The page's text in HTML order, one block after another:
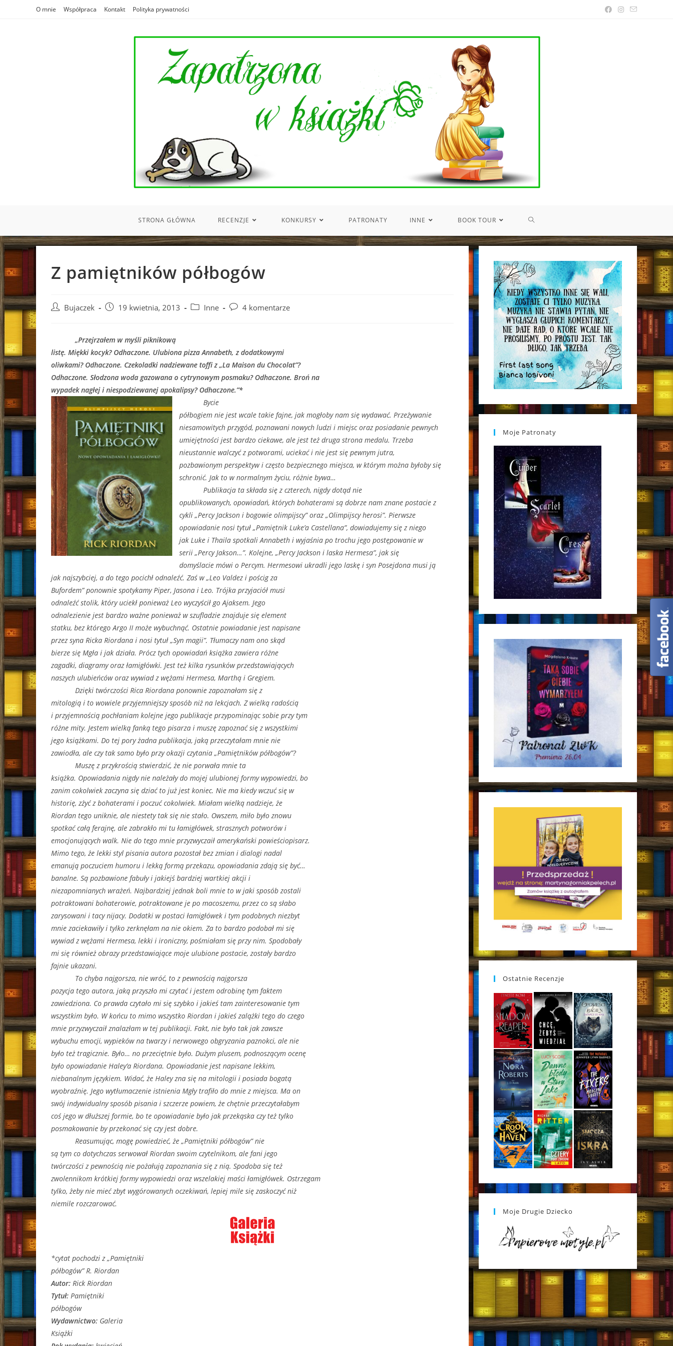
O mnie Współpraca Kontakt Polityka prywatności
STRONA GŁÓWNA RECENZJE KONKURSY PATRONATY INNE BOOK TOUR TOGGLE
SEARCH
Z pamiętników półbogów
Post Bujaczek
Post 19 kwietnia, 2013
Post Inne
Post4 komentarze
„Przejrzałem w myśli piknikową
listę. Miękki kocyk? Odhaczone. Ulubiona pizza Annabeth, z dodatkowymi
oliwkami? Odhaczone. Czekoladki nadziewane toffi z „La Maison du Chocolat”?
Odhaczone. Słodzona woda gazowana o cytrynowym posmaku? Odhaczone. Broń na
wypadek nagłej i niespodziewanej apokalipsy? Odhaczone.”*
Bycie
półbogiem nie jest wcale takie fajne, jak mogłoby nam się wydawać. Przeżywanie
niesamowitych przygód, poznawani nowych ludzi i miejsc oraz posiadanie pewnych
umiejętności jest bardzo ciekawe, ale jest też druga strona medalu. Trzeba
nieustannie walczyć z potworami, uciekać i nie jest się pewnym jutra,
pozbawionym perspektyw i często bezpiecznego miejsca, w którym można byłoby się
schronić. Jak to w normalnym życiu, różnie bywa…
Publikacja ta składa się z czterech, nigdy dotąd nie
opublikowanych, opowiadań, których bohaterami są dobrze nam znane postacie z
cykli „Percy Jackson i bogowie olimpijscy” oraz „Olimpijscy herosi”. Pierwsze
opowiadanie nosi tytuł „Pamiętnik Luke’a Castellana”, dowiadujemy się z niego
jak Luke i Thaila spotkali Annabeth i wyjaśnia po trochu jego postępowanie w
serii „Percy Jakson…”. Kolejne, „Percy Jackson i laska Hermesa”, jak się
domyślacie mówi o Percym. Hermesowi ukradli jego laskę i syn Posejdona musi ją
jak najszybciej, a do tego pocichł odnaleźć. Zaś w „Leo Valdez i pościg za
Bufordem” ponownie spotykamy Piper, Jasona i Leo. Trójka przyjaciół musi
odnaleźć stolik, który uciekł ponieważ Leo wyczyścił go Ajaksem. Jego
odnalezienie jest bardzo ważne ponieważ w szufladzie znajduje się element
statku, bez którego Argo II może wybuchnąć. Ostatnie powiadanie jest napisane
przez syna Ricka Riordana i nosi tytuł „Syn magii”. Tłumaczy nam ono skąd
bierze się Mgła i jak działa. Prócz tych opowiadań książka zawiera różne
zagadki, diagramy oraz łamigłówki. Jest też kilka rysunków przedstawiających
naszych ulubieńców oraz wywiad z wężami Hermesa, Marthą i Gregiem.
Dzięki twórczości Rica Riordana ponownie zapoznałam się z
mitologią i to wowiele przyjemniejszy sposób niż na lekcjach. Z wielką radością
i przyjemnością pochłaniam kolejne jego publikacje przypominając sobie przy tym
różne mity. Jestem wielką fanką tego pisarza i muszę zapoznać się z wszystkimi
jego książkami. Do tej pory żadna publikacja, jaką przeczytałam mnie nie
zawiodła, ale czy tak samo było przy okazji czytania „Pamiętników półbogów”?
Muszę z przykrością stwierdzić, że nie porwała mnie ta
książka. Opowiadania nigdy nie należały do mojej ulubionej formy wypowiedzi, bo
zanim cokolwiek zaczyna się dziać to już jest koniec. Nie ma kiedy wczuć się w
historię, zżyć z bohaterami i poczuć cokolwiek. Miałam wielką nadzieje, że
Riordan tego uniknie, ale niestety tak się nie stało. Owszem, miło było znowu
spotkać całą ferajnę, ale zabrakło mi tu łamigłówek, strasznych potworów i
emocjonujących walk. Nie do tego mnie przyzwyczaił amerykański powieściopisarz.
Mimo tego, że lekki styl pisania autora pozostał bez zmian i dialogi nadal
emanują poczuciem humoru i lekką formą przekazu, opowiadania zdają się być…
banalne. Są pozbawione fabuły i jakiejś bardziej wartkiej akcji i
niezapomnianych wrażeń. Najbardziej jednak boli mnie to w jaki sposób zostali
potraktowani bohaterowie, potraktowane je po macoszemu, przez co są słabo
zarysowani i tacy nijacy. Dodatki w postaci łamigłówek i tym podobnych niezbyt
mnie zaciekawiły i tylko zerknęłam na nie okiem. Za to bardzo podobał mi się
wywiad z wężami Hermesa, lekki i ironiczny, pośmiałam się przy nim. Spodobały
mi się również obrazy przedstawiające moje ulubione postacie, zostały bardzo
fajnie ukazani.
To chyba najgorsza, nie wróć, to z pewnością najgorsza
pozycja tego autora, jaką przyszło mi czytać i jestem odrobinę tym faktem
zawiedziona. Co prawda czytało mi się szybko i jakieś tam zainteresowanie tym
wszystkim było. W końcu to mimo wszystko Riordan i jakieś zalążki tego do czego
mnie przyzwyczaił znalazłam w tej publikacji. Fakt, nie było tak jak zawsze
wybuchu emocji, wypieków na twarzy i nerwowego obgryzania paznokci, ale nie
było też tragicznie. Było… no przeciętnie było. Dużym plusem, podnoszącym ocenę
było opowiadanie Haley’a Riordana. Opowiadanie jest napisane lekkim,
niebanalnym językiem. Widać, że Haley zna się na mitologii i posiada bogatą
wyobraźnię. Jego wytłumaczenie istnienia Mgły trafiło do mnie z miejsca. Ma on
swój indywidualny sposób pisania i szczerze powiem, że chętnie przeczytałabym
coś jego w dłuższej formie, bo te opowiadanie było jak przekąska czy też tylko
posmakowanie by przekonać się czy jest dobre.
Reasumując, mogę powiedzieć, że „Pamiętniki półbogów” nie
są tym co dotychczas serwował Riordan swoim czytelnikom, ale fani jego
twórczości z pewnością nie pożałują zapoznania się z nią. Spodoba się też
zwolennikom krótkiej formy wypowiedzi oraz wszelakiej maści łamigłówek. Ostrzegam
tylko, żeby nie mieć zbyt wygórowanych oczekiwań, lepiej mile się zaskoczyć niż
niemile rozczarować.
*cytat pochodzi z „Pamiętniki
półbogów” R. Riordan
Autor: Rick Riordan
Tytuł: Pamiętniki
półbogów
Wydawnictwo: Galeria
Książki
Moje Patronaty
Ostatnie Recenzje
Moje Drugie Dziecko